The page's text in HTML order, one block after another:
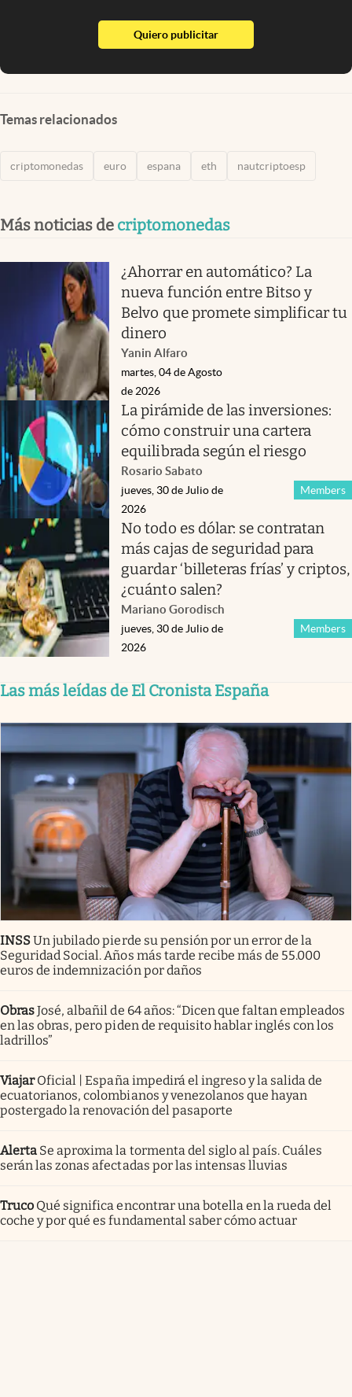
Quiero publicitarabre en nueva pestaña
Temas relacionados
criptomonedas euro espana eth nautcriptoesp
Más noticias de criptomonedas
¿Ahorrar en automático? La
nueva función entre Bitso y
Belvo que promete simplificar tu
dinero
Yanin Alfaro
martes, 04 de Agosto
de 2026
La pirámide de las inversiones:
cómo construir una cartera
equilibrada según el riesgo
Rosario Sabato
Members
jueves, 30 de Julio de
2026
No todo es dólar: se contratan
más cajas de seguridad para
guardar ‘billeteras frías’ y criptos,
¿cuánto salen?
Mariano Gorodisch
Members
jueves, 30 de Julio de
2026
Las más leídas de El Cronista España
INSSUn jubilado pierde su pensión por un error de la
Seguridad Social. Años más tarde recibe más de 55.000
euros de indemnización por daños
ObrasJosé, albañil de 64 años: “Dicen que faltan empleados
en las obras, pero piden de requisito hablar inglés con los
ladrillos”
Viajar Oficial | España impedirá el ingreso y la salida de
ecuatorianos, colombianos y venezolanos que hayan
postergado la renovación del pasaporte
Alerta Se aproxima la tormenta del siglo al país. Cuáles
serán las zonas afectadas por las intensas lluvias
Truco Qué significa encontrar una botella en la rueda del
coche y por qué es fundamental saber cómo actuar